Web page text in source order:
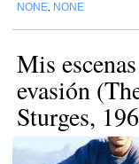
NONE NONE
Mis
evasión
Sturges,